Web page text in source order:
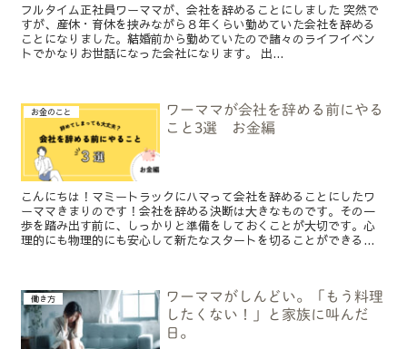
フルタイム正社員ワーママが、会社を辞めることにしました 突然で
すが、産休・育休を挟みながら８年くらい勤めていた会社を辞める
ことになりました。結婚前から勤めていたので諸々のライフイベン
トでかなりお世話になった会社になります。 出...
お金のこと
ワーママが会社を辞める前にやる
こと3選 お金編
こんにちは！マミートラックにハマって会社を辞めることにしたワ
ーママきまりのです！会社を辞める決断は大きなものです。その一
歩を踏み出す前に、しっかりと準備をしておくことが大切です。心
理的にも物理的にも安心して新たなスタートを切ることができる...
働き方
ワーママがしんどい。「もう料理
したくない！」と家族に叫んだ
日。